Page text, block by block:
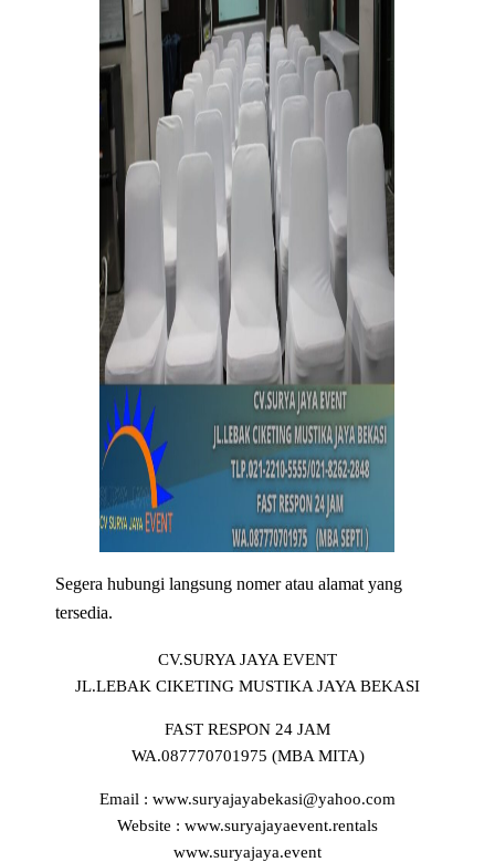
Segera hubungi langsung nomer atau alamat yang
tersedia.
CV.SURYA JAYA EVENT
JL.LEBAK CIKETING MUSTIKA JAYA BEKASI
FAST RESPON 24 JAM
WA.087770701975 (MBA MITA)
Email : www.suryajayabekasi@yahoo.com
Website : www.suryajayaevent.rentals
www.suryajaya.event